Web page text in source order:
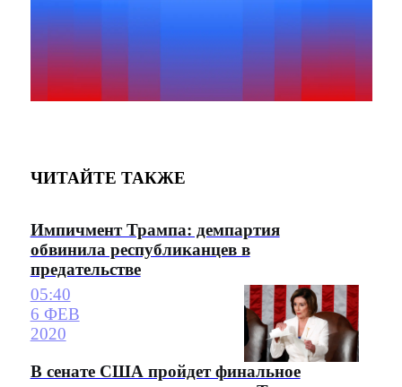
ЧИТАЙТЕ ТАКЖЕ
Импичмент Трампа: демпартия
обвинила республиканцев в
предательстве
05:40
6 ФЕВ
2020
В сенате США пройдет финальное